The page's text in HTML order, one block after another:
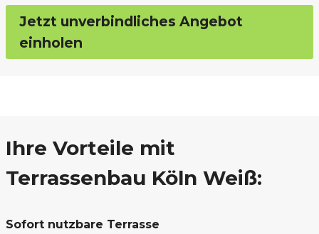
Jetzt unverbindliches Angebot
einholen
Ihre Vorteile mit
Terrassenbau Köln Weiß:
Sofort nutzbare Terrasse